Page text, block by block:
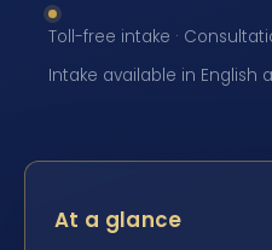
Toll-free intake ·
Intake available in English
At a glance